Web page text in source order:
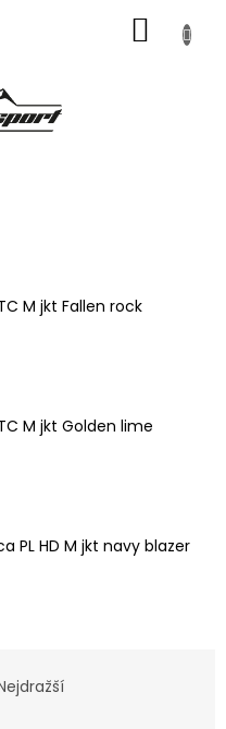
KOŠÍK
M jkt Fallen rock
M jkt Golden lime
PL HD M jkt navy blazer